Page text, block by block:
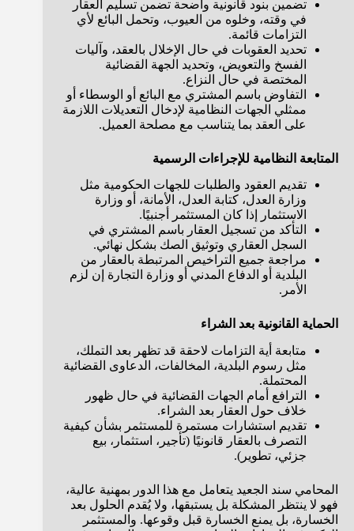
تضمين بنود قانونية واضحة تضمن تسليم العقار
في وقته، وخلوه من العيوب، وتحمل البائع لأي
التزامات قائمة.
تحديد العقوبات في حال الإخلال بالعقد، وآليات
الفسخ والتعويض، وتحديد الجهة القضائية
المختصة في حال النزاع.
التفاوض باسم المشتري مع البائع أو الوسطاء أو
ممثلي الجهات النظامية لإدخال التعديلات اللازمة
على العقد بما يتناسب مع مصلحة العميل.
المتابعة النظامية للإجراءات الرسمية
تقديم العقود والطلبات للجهات الحكومية مثل
وزارة العدل، كتابة العدل، الأمانة، أو وزارة
الاستثمار إذا كان المستثمر أجنبيًا.
التأكد من تسجيل العقار باسم المشتري في
السجل العقاري وتوثيق الصك بشكل نهائي.
مراجعة جميع التراخيص المرتبطة بالعقار من
البلدية أو الدفاع المدني أو وزارة التجارة إن لزم
الأمر.
الحماية القانونية بعد الشراء
متابعة أية التزامات لاحقة قد تظهر بعد التملك،
مثل رسوم البلدية، المخالفات، الدعاوى القضائية
المحتملة.
الترافع أمام الجهات القضائية في حال ظهور
خلاف حول العقار بعد الشراء.
تقديم استشارات مستمرة للمستثمر بشأن كيفية
التصرف بالعقار قانونيًا (تأجير، استثمار، بيع
جزئي، تطوير).
المحامي سند الجعيد يتعامل مع هذا الدور بمهنية عالية،
فهو لا ينتظر المشكلة بل يستبقها، ولا يُقدم الحلول بعد
الخسارة، بل يمنع الخسارة قبل وقوعها. والمستثمر